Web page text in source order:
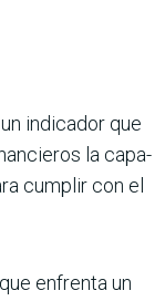
indicador que
la capa­
cumplir con el
enfrenta un